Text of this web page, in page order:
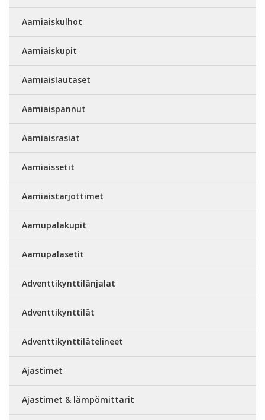
Aamiaiskulhot
Aamiaiskupit
Aamiaislautaset
Aamiaispannut
Aamiaisrasiat
Aamiaissetit
Aamiaistarjottimet
Aamupalakupit
Aamupalasetit
Adventtikynttilänjalat
Adventtikynttilät
Adventtikynttilätelineet
Ajastimet
Ajastimet & lämpömittarit